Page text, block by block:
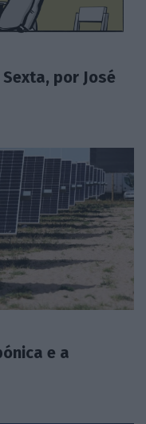
por José
e a